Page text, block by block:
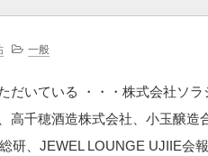
一般
だいている ・・・株式会社ソ
高千穂酒造株式会社、小玉醸造
研、JEWEL LOUNGE UJIIE